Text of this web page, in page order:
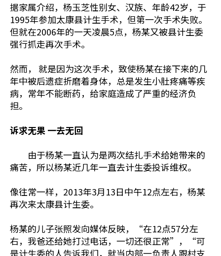
据家属介绍，杨玉芝性别女、汉族、年龄42岁，于
1995年参加太康县计生手术，但第一次手术失败。
但就在2006年的一天凌晨5点，杨某又被县计生委
强行抓走再次手术。
然而， 就是因为这次手术，致使杨某在接下来的几
年中被后遗症折磨着身体，总是发生小肚疼痛等疾
病，常年不能断药，给家庭造成了严重的经济负
担。
诉求无果 一去无回
由于杨某一直认为是两次结扎手术给她带来的
痛苦，所以杨某近几年一直去计生委投诉维权。
像往常一样，2013年3月13日中午12点左右，杨某
再次来太康县计生委。
杨某的儿子张照发向媒体反映，“在12点57分左
右，我爸还给她打过电话，一切还很正常”，“可
是计生委的人告诉我们，就当内部一负责人跟村支